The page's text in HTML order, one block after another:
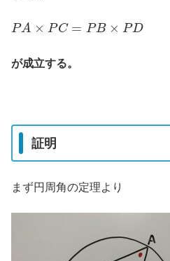
PA C=P ×PD
が成立する。
証明
まず円周角の定理より